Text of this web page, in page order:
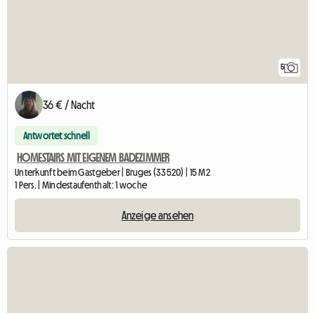
5
36 € / Nacht
Antwortet schnell
HOMESTAIRS MIT EIGENEM BADEZIMMER
Unterkunft beim Gastgeber | Bruges (33520) | 15 M2
1 Pers. | Mindestaufenthalt: 1 woche
Anzeige ansehen